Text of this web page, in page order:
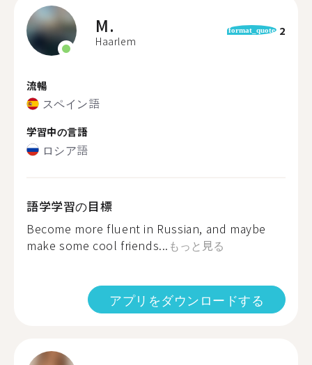
M.
Haarlem
format_quote 2
流暢
スペイン語
学習中の言語
ロシア語
語学学習の目標
Become more fluent in Russian, and maybe
make some cool friends... もっと見る
アプリをダウンロードする